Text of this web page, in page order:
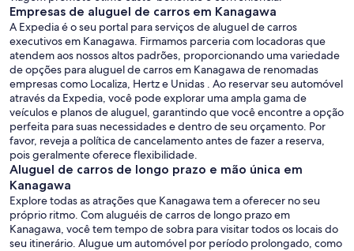
Empresas de aluguel de carros em Kanagawa
A Expedia é o seu portal para serviços de aluguel de carros
executivos em Kanagawa. Firmamos parceria com locadoras que
atendem aos nossos altos padrões, proporcionando uma variedade
de opções para aluguel de carros em Kanagawa de renomadas
empresas como Localiza, Hertz e Unidas . Ao reservar seu automóvel
através da Expedia, você pode explorar uma ampla gama de
veículos e planos de aluguel, garantindo que você encontre a opção
perfeita para suas necessidades e dentro de seu orçamento. Por
favor, reveja a política de cancelamento antes de fazer a reserva,
pois geralmente oferece flexibilidade.
Aluguel de carros de longo prazo e mão única em
Kanagawa
Explore todas as atrações que Kanagawa tem a oferecer no seu
próprio ritmo. Com aluguéis de carros de longo prazo em
Kanagawa, você tem tempo de sobra para visitar todos os locais do
seu itinerário. Alugue um automóvel por período prolongado, como